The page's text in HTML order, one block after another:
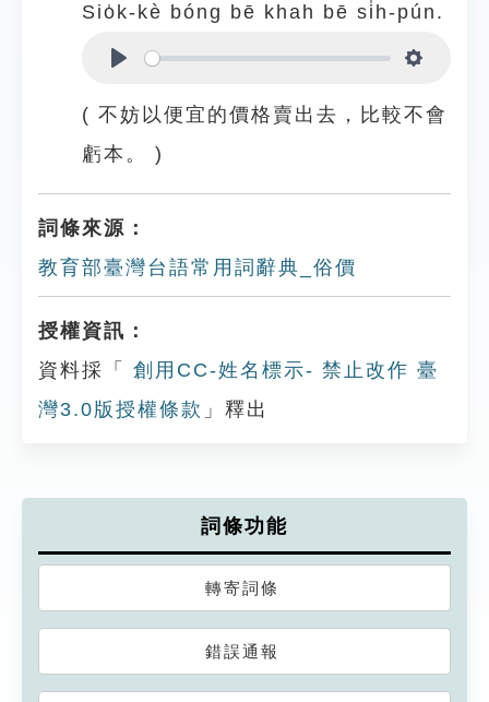
Sio̍k-kè bóng bē khah bē si̍h-pún.
( 不妨以便宜的價格賣出去，比較不會
虧本。 )
詞條來源：
教育部臺灣台語常用詞辭典_俗價
授權資訊：
資料採「
創用CC-姓名標示- 禁止改作 臺
灣3.0版授權條款 」釋出
詞條功能
轉寄詞條
錯誤通報